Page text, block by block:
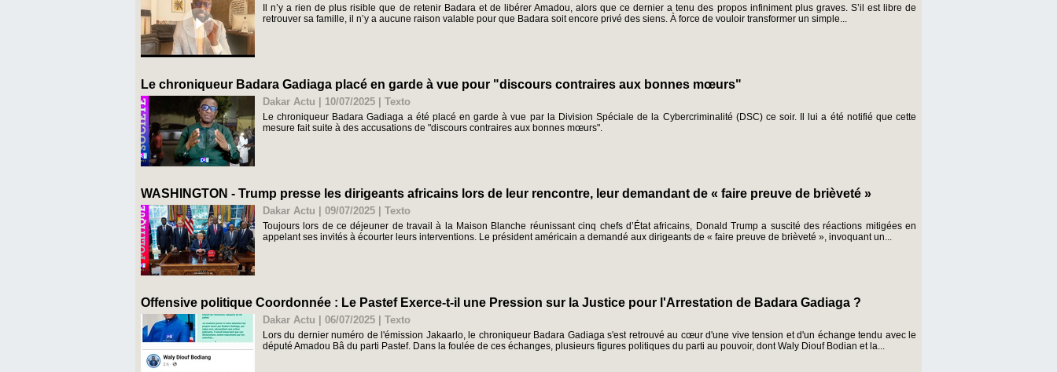
Il n’y a rien de plus risible que de retenir Badara et de libérer Amadou, alors que ce dernier a tenu des propos infiniment plus graves. S’il est libre de
retrouver sa famille, il n’y a aucune raison valable pour que Badara soit encore privé des siens. À force de vouloir transformer un simple...
Le chroniqueur Badara Gadiaga placé en garde à vue pour "discours contraires aux bonnes mœurs"
Dakar Actu | 10/07/2025 Texto
Le chroniqueur Badara Gadiaga a été placé en garde à vue par la Division Spéciale de la Cybercriminalité (DSC) ce soir. Il lui a été notifié que cette
mesure fait suite à des accusations de "discours contraires aux bonnes mœurs".
WASHINGTON - Trump presse les dirigeants africains lors de leur rencontre, leur demandant de « faire preuve de brièveté »
Dakar Actu | 09/07/2025 Texto
Toujours lors de ce déjeuner de travail à la Maison Blanche réunissant cinq chefs d’État africains, Donald Trump a suscité des réactions mitigées en
appelant ses invités à écourter leurs interventions. Le président américain a demandé aux dirigeants de « faire preuve de brièveté », invoquant un...
Offensive politique Coordonnée : Le Pastef Exerce-t-il une Pression sur la Justice pour l'Arrestation de Badara Gadiaga ?
Dakar Actu | 06/07/2025 Texto
Lors du dernier numéro de l'émission Jakaarlo, le chroniqueur Badara Gadiaga s'est retrouvé au cœur d'une vive tension et d'un échange tendu avec le
député Amadou Bâ du parti Pastef. Dans la foulée de ces échanges, plusieurs figures politiques du parti au pouvoir, dont Waly Diouf Bodian et la...